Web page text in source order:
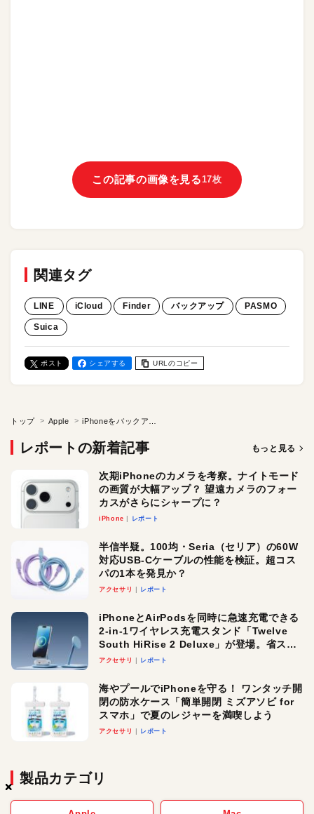
×
×
×
この記事の画像を見る17枚
関連タグ
LINE iCloud Finder バックアップ PASMO
Suica
ポスト シェアする URLのコピー
トップ Apple
レポートの新着記事 もっと見る
次期iPhoneのカメラを考察。ナイトモード
の画質が大幅アップ？ 望遠カメラのフォー
カスがさらにシャープに？
iPhone レポート
半信半疑。100均・Seria（セリア）の60W
対応USB-Cケーブルの性能を検証。超コス
パの1本を発見か？
アクセサリ レポート
iPhoneとAirPodsを同時に急速充電できる
2-in-1ワイヤレス充電スタンド「Twelve
South HiRise 2 Deluxe」が登場。省スペ
ースでおしゃれに充電したい人にオスス
アクセサリ レポート
海やプールでiPhoneを守る！ ワンタッチ開
閉の防水ケース「簡単開閉 ミズアソビ for
スマホ」で夏のレジャーを満喫しよう
アクセサリ レポート
製品カテゴリ